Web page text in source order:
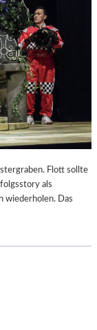
Flott sollte
als
wiederholen. Das